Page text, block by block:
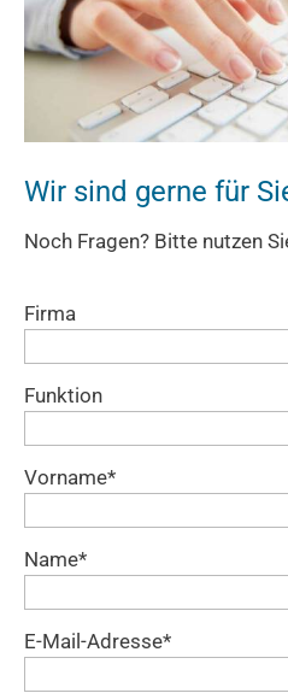
Wir sind gerne für
Noch Fragen? Bitte nutzen
Firma
Funktion
Vorname*
Name*
E-Mail-Adresse*